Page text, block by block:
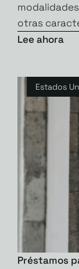
otras
Lee ahora
Estados
Préstamos